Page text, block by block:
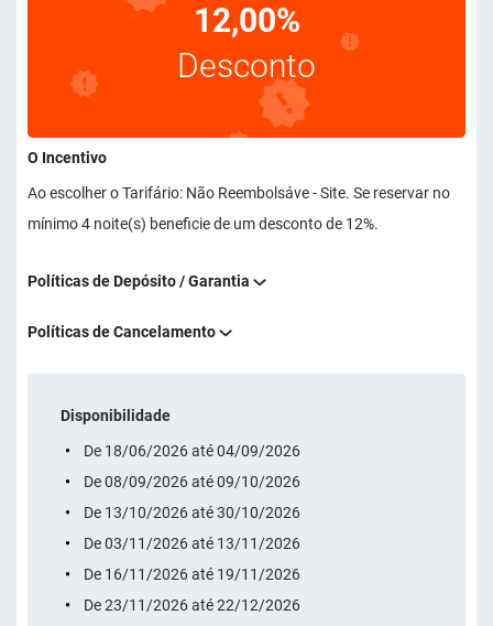
12,00%
Desconto
O Incentivo
Ao escolher o Tarifário: Não Reembolsáve - Site. Se reservar no
mínimo 4 noite(s) beneficie de um desconto de 12%.
Políticas de Depósito / Garantia
Políticas de Cancelamento
Disponibilidade
De 18/06/2026 até 04/09/2026
De 08/09/2026 até 09/10/2026
De 13/10/2026 até 30/10/2026
De 03/11/2026 até 13/11/2026
De 16/11/2026 até 19/11/2026
De 23/11/2026 até 22/12/2026